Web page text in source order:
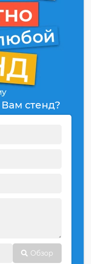
стенд?
Обзор